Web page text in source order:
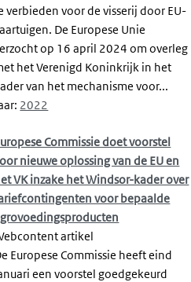
verbieden voor de visserij door EU-
De Europese Unie
op 16 april 2024 om overleg
het Verenigd Koninkrijk in het
van het mechanisme voor...
2022
Commissie doet voorstel
nieuwe oplossing van de EU en
VK inzake het Windsor-kader over
voor bepaalde
artikel
Europese Commissie heeft eind
een voorstel goedgekeurd